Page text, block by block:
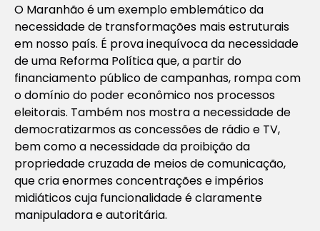
O Maranhão é um exemplo emblemático da
necessidade de transformações mais estruturais
em nosso país. É prova inequívoca da necessidade
de uma Reforma Política que, a partir do
financiamento público de campanhas, rompa com
o domínio do poder econômico nos processos
eleitorais. Também nos mostra a necessidade de
democratizarmos as concessões de rádio e TV,
bem como a necessidade da proibição da
propriedade cruzada de meios de comunicação,
que cria enormes concentrações e impérios
midiáticos cuja funcionalidade é claramente
manipuladora e autoritária.